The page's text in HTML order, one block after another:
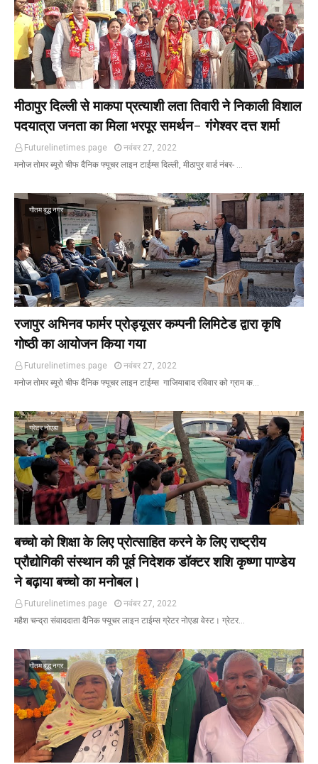
मीठापुर दिल्ली से माकपा प्रत्याशी लता तिवारी ने निकाली विशाल
पदयात्रा जनता का मिला भरपूर समर्थन- गंगेश्वर दत्त शर्मा
Futurelinetimes.page
नवंबर 27, 2022
मनोज तोमर ब्यूरो चीफ दैनिक फ्यूचर लाइन टाईम्स दिल्ली, मीठापुर वार्ड नंबर- …
गौतम बुद्ध नगर
रजापुर अभिनव फार्मर प्रोड्यूसर कम्पनी लिमिटेड द्वारा कृषि
गोष्ठी का आयोजन किया गया
Futurelinetimes.page
नवंबर 27, 2022
मनोज तोमर ब्यूरो चीफ दैनिक फ्यूचर लाइन टाईम्स गाजियाबाद रविवार को ग्राम क…
ग्रेटर नोएडा
बच्चो को शिक्षा के लिए प्रोत्साहित करने के लिए राष्ट्रीय
प्रौद्योगिकी संस्थान की पूर्व निदेशक डॉक्टर शशि कृष्णा पाण्डेय
ने बढ़ाया बच्चो का मनोबल।
Futurelinetimes.page
नवंबर 27, 2022
महैश चन्द्रा संवाददाता दैनिक फ्यूचर लाइन टाईम्स ग्रेटर नोएडा वेस्ट। ग्रेटर…
गौतम बुद्ध नगर